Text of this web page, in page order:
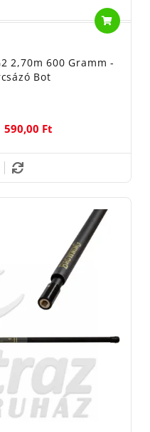
2,70m 600 Gramm -
Bot
590,00 Ft